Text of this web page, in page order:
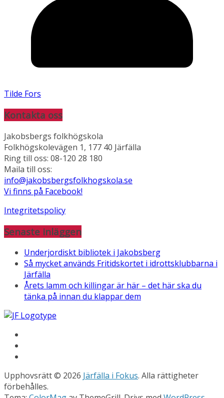
Tilde Fors
Kontakta oss
Jakobsbergs folkhögskola
Folkhögskolevägen 1, 177 40 Järfälla
Ring till oss: 08-120 28 180
Maila till oss:
info@jakobsbergsfolkhogskola.se
Vi finns på Facebook!
Integritetspolicy
Senaste inläggen
Underjordiskt bibliotek i Jakobsberg
Så mycket används Fritidskortet i idrottsklubbarna i
Järfälla
Årets lamm och killingar är här – det här ska du
tänka på innan du klappar dem
Upphovsrätt © 2026 Järfälla i Fokus. Alla rättigheter
förbehålles.